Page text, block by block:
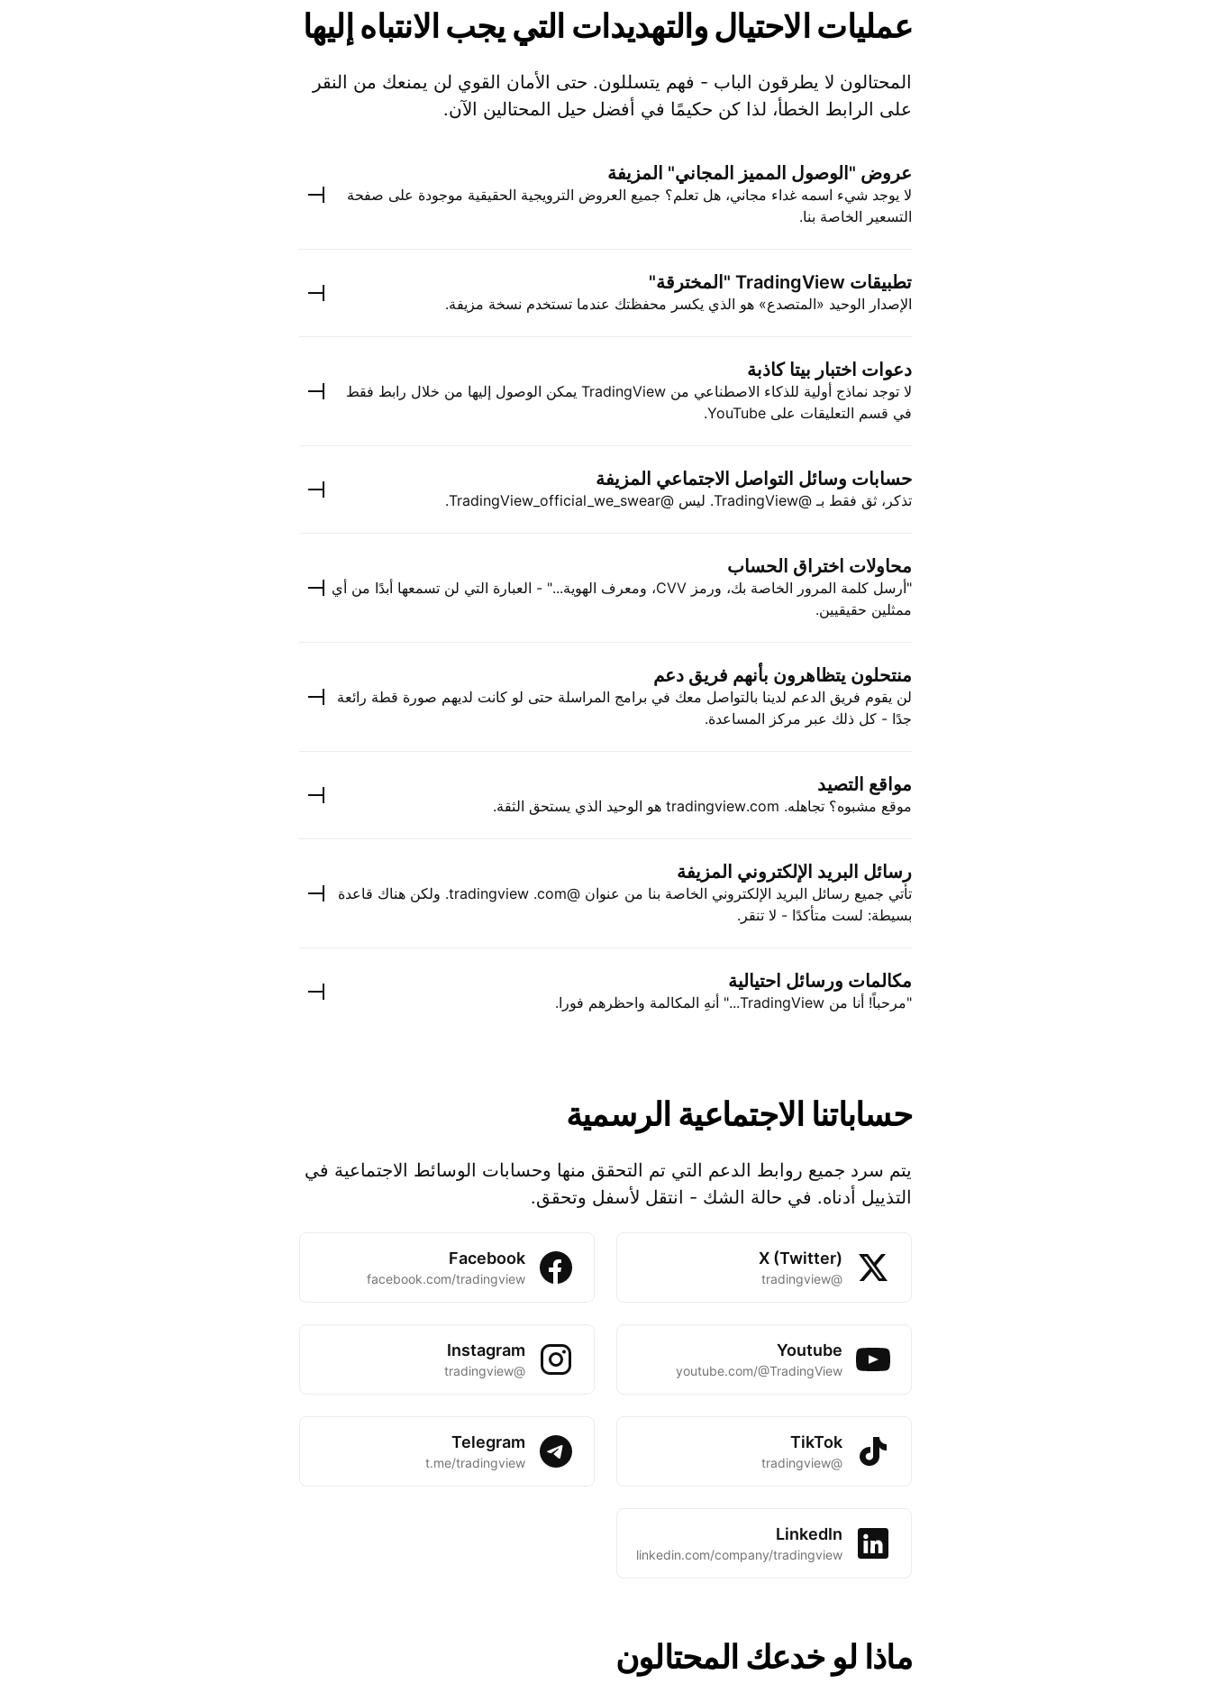
عمليات الاحتيال والتهديدات التي يجب الانتباهإليها
المحتالون لا يطرقون الباب - فهم يتسللون. حتى الأمان القوي لن يمنعك من النقر
على الرابط الخطأ، لذا كن حكيمًا في أفضل حيل المحتالين الآن.
عروض "الوصول المميز المجاني" المزيفة
لا يوجد شيء اسمه غداء مجاني، هل تعلم؟ جميع العروض الترويجية الحقيقية موجودة على صفحة
التسعير الخاصة بنا.
تطبيقات TradingView "المخترقة"
الإصدار الوحيد «المتصدع» هو الذي يكسر محفظتك عندما تستخدم نسخة مزيفة.
دعوات اختبار بيتا كاذبة
لا توجد نماذج أولية للذكاء الاصطناعي من TradingView يمكن الوصول إليها من خلال رابط فقط
في قسم التعليقات على YouTube.
حسابات وسائل التواصل الاجتماعي المزيفة
تذكر، ثق فقط بـ @TradingView. ليس @TradingView_official_we_swear.
محاولات اختراق الحساب
"أرسل كلمة المرور الخاصة بك، ورمز CVV، ومعرف الهوية..." - العبارة التي لن تسمعها أبدًا من أي
ممثلين حقيقيين.
منتحلون يتظاهرون بأنهم فريق دعم
لن يقوم فريق الدعم لدينا بالتواصل معك في برامج المراسلة حتى لو كانت لديهم صورة قطة رائعة
جدًا - كل ذلك عبر مركز المساعدة.
مواقع التصيد
موقع مشبوه؟ تجاهله. tradingview.com هو الوحيد الذي يستحق الثقة.
رسائل البريد الإلكتروني المزيفة
تأتي جميع رسائل البريد الإلكتروني الخاصة بنا من عنوان @tradingview .com. ولكن هناك قاعدة
بسيطة: لست متأكدًا - لا تنقر.
مكالمات ورسائل احتيالية
"مرحباً! أنا من TradingView..." أنهِ المكالمة واحظرهم فورا.
حساباتنا الاجتماعية الرسمية
يتم سرد جميع روابط الدعم التي تم التحقق منها وحسابات الوسائط الاجتماعية في
التذييل أدناه. في حالة الشك - انتقل لأسفل وتحقق.
X (Twitter)
@tradingview
Facebook
facebook.com/tradingview
Youtube
youtube.com/@TradingView
Instagram
@tradingview
TikTok
@tradingview
Telegram
t.me/tradingview
LinkedIn
linkedin.com/company/​tradingview
ماذا لو خدعك المحتالون